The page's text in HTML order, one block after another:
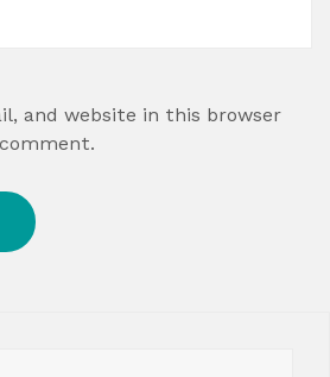
and website in this browser